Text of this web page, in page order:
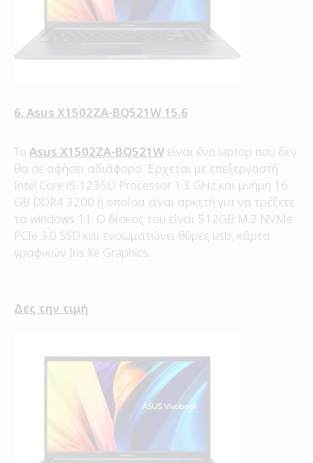
6. Asus X1502ZA-BQ521W 15.6
Το Asus X1502ZA-BQ521W είναι ένα laptop που δεν
θα σε αφήσει αδιάφορο. Έρχεται με επεξεργαστή
Intel Core i5-1235U Processor 1.3 GHz και μνήμη 16
GB DDR4 3200 ή οποίοα είναι αρκετή για να τρέξετε
τα windows 11. Ο δίσκος του είναι 512GB M.2 NVMe
PCIe 3.0 SSD και ενσωματώνει θύρες usb, κάρτα
γραφικών Iris Xe Graphics.
Δες την τιμή